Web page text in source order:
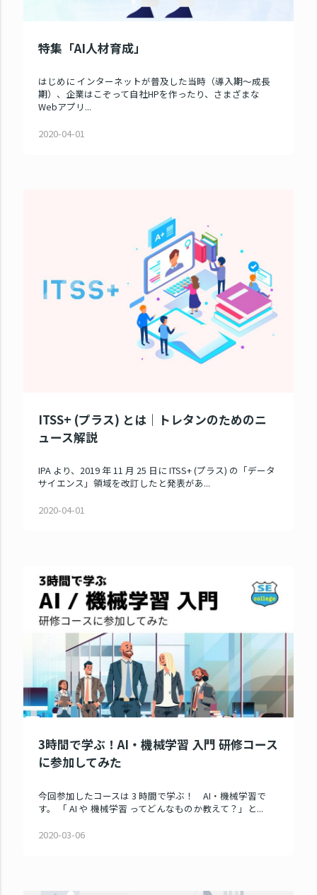
特集「AI人材育成」
はじめに インターネットが普及した当時（導入期〜成長
期）、企業はこぞって自社HPを作ったり、さまざまな
Webアプリ...
2020-04-01
ITSS+ (プラス) とは｜トレタンのためのニ
ュース解説
IPA より、2019 年 11 月 25 日に ITSS+ (プラス) の「データ
サイエンス」領域を改訂したと発表があ...
2020-04-01
3時間で学ぶ！AI・機械学習 入門 研修コース
に参加してみた
今回参加したコースは 3 時間で学ぶ！ AI・機械学習で
す。 「 AI や 機械学習 ってどんなものか教えて？」と...
2020-03-06